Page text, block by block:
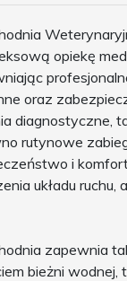
opiekę
oraz
diagnostyczne,
rutynowe
i
układu
zapewnia
bieżni wodnej,